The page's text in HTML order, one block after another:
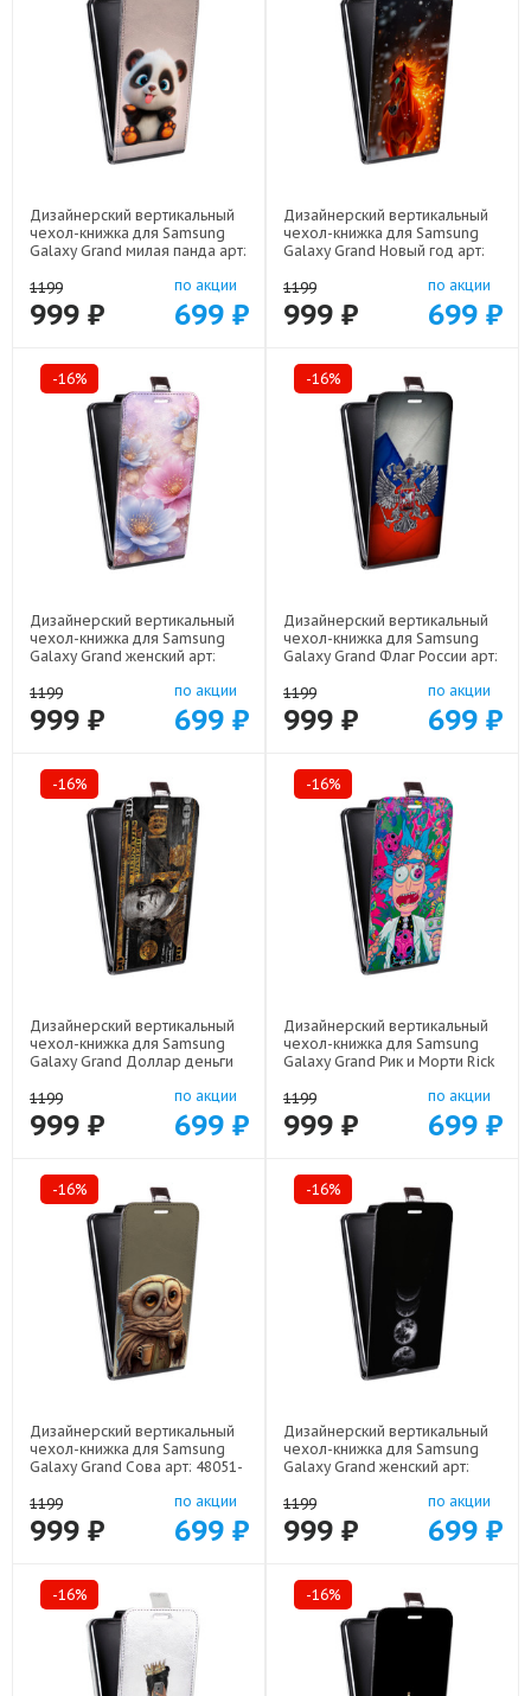
Дизайнерский вертикальный
чехол-книжка для Samsung
Galaxy Grand милая панда арт:
1199
999 ₽
по акции
699 ₽
Дизайнерский вертикальный
чехол-книжка для Samsung
Galaxy Grand Новый год арт:
1199
999 ₽
по акции
699 ₽
-16%
Дизайнерский вертикальный
чехол-книжка для Samsung
Galaxy Grand женский арт:
1199
999 ₽
по акции
699 ₽
-16%
Дизайнерский вертикальный
чехол-книжка для Samsung
Galaxy Grand Флаг России арт:
1199
999 ₽
по акции
699 ₽
-16%
Дизайнерский вертикальный
чехол-книжка для Samsung
Galaxy Grand Доллар деньги
1199
999 ₽
по акции
699 ₽
-16%
Дизайнерский вертикальный
чехол-книжка для Samsung
Galaxy Grand Рик и Морти Rick
1199
999 ₽
по акции
699 ₽
-16%
Дизайнерский вертикальный
чехол-книжка для Samsung
Galaxy Grand Сова арт: 48051-
1199
999 ₽
по акции
699 ₽
-16%
Дизайнерский вертикальный
чехол-книжка для Samsung
Galaxy Grand женский арт:
1199
999 ₽
по акции
699 ₽
-16% -16%